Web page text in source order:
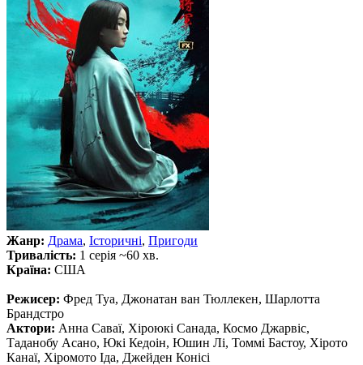
Жанр: Драма, Історичні, Пригоди
Тривалість: 1 серія ~60 хв.
Країна: США
Режисер: Фред Туа, Джонатан ван Тюллекен, Шарлотта
Брандстро
Актори: Анна Саваї, Хіроюкі Санада, Космо Джарвіс,
Таданобу Асано, Юкі Кедоін, Юшин Лі, Томмі Бастоу, Хірото
Канаї, Хіромото Іда, Джейден Конісі